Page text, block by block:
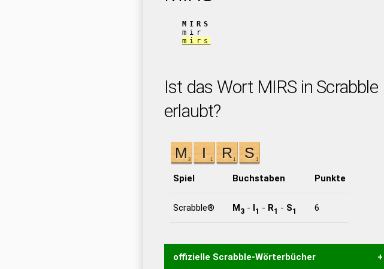
MIRS
mir
mirs
Ist das Wort MIRS in Scrabble
erlaubt?
Spiel Buchstaben Punkte
Scrabble® M3- I1 - R1 - S1 6
offizielle Scrabble-Wörterbücher